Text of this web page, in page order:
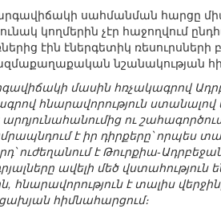
սահմանման հարցը
կողմերին չէր հաջողվում
էին էներգետիկ
նշանակության
մասին հռչակագրով
հնարավորություն ստանալով
ու
է իր դիրքերը՝ որպես
ուժեղանում է Թուրքիա-
ավելի մեծ վստահություն
հնարավորություն է տալիս
հիմնահարցում։